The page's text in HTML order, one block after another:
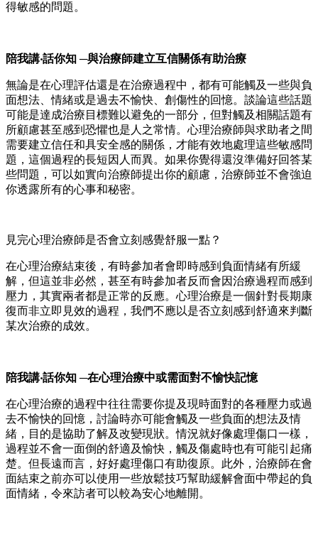
得敏感的問題。
陪我講‧話你知 ─與治療師建立互信關係有助治療
無論是在心理評估還是在治療過程中，都有可能觸及一些與負
面想法、情緒或是過去不愉快、創傷性的回憶。談論這些話題
可能是達成治療目標難以避免的一部分，但對觸及相關話題有
所顧慮甚至感到恐懼也是人之常情。心理治療師與求助者之間
需要建立信任和具安全感的關係，才能有效地處理這些敏感問
題，這個過程的長短因人而異。如果你覺得還沒準備好回答某
些問題，可以如實向治療師提出你的顧慮，治療師並不會強迫
你透露所有的心事和秘密。
見完心理治療師是否會立刻感覺舒服一點？
在心理治療結束後，有時參加者會即時感到負面情緒有所緩
解，但這並非必然，甚至有時參加者反而會因治療過程而感到
壓力，其實兩者都是正常的反應。心理治療是一個針對長期康
復而非立即見效的過程，我們不應以是否立刻感到舒適來判斷
某次治療的成效。
陪我講‧話你知 ─在心理治療中或需面對不愉快記憶
在心理治療的過程中往往需要你提及現時面對的各種壓力或過
去不愉快的回憶，討論時亦可能會觸及一些負面的想法及情
緒，目的是協助了解及改變現狀。情況就好像處理傷口一樣，
過程並不會一面倒的舒適及愉快，觸及傷處時也有可能引起痛
楚。但長遠而言，好好處理傷口有助復原。此外，治療師在會
面結束之前亦可以使用一些放鬆技巧幫助緩解會面中帶起的負
面情緒，令來訪者可以較為安心地離開。